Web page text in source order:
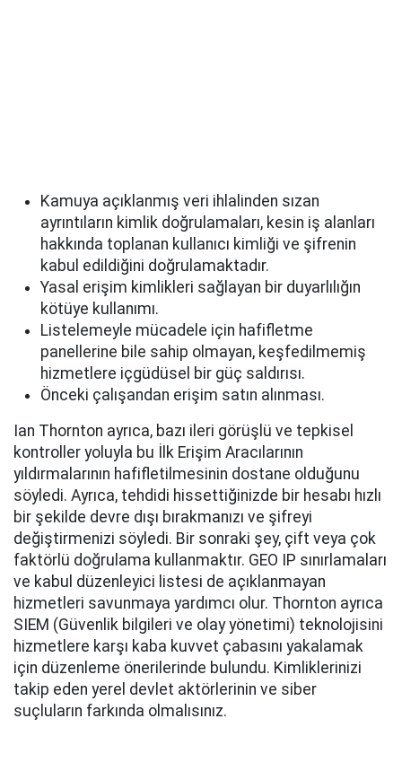
Kamuya açıklanmış veri ihlalinden sızan
ayrıntıların kimlik doğrulamaları, kesin iş alanları
hakkında toplanan kullanıcı kimliği ve şifrenin
kabul edildiğini doğrulamaktadır.
Yasal erişim kimlikleri sağlayan bir duyarlılığın
kötüye kullanımı.
Listelemeyle mücadele için hafifletme
panellerine bile sahip olmayan, keşfedilmemiş
hizmetlere içgüdüsel bir güç saldırısı.
Önceki çalışandan erişim satın alınması.
Ian Thornton ayrıca, bazı ileri görüşlü ve tepkisel
kontroller yoluyla bu İlk Erişim Aracılarının
yıldırmalarının hafifletilmesinin dostane olduğunu
söyledi. Ayrıca, tehdidi hissettiğinizde bir hesabı hızlı
bir şekilde devre dışı bırakmanızı ve şifreyi
değiştirmenizi söyledi. Bir sonraki şey, çift veya çok
faktörlü doğrulama kullanmaktır. GEO IP sınırlamaları
ve kabul düzenleyici listesi de açıklanmayan
hizmetleri savunmaya yardımcı olur. Thornton ayrıca
SIEM (Güvenlik bilgileri ve olay yönetimi) teknolojisini
hizmetlere karşı kaba kuvvet çabasını yakalamak
için düzenleme önerilerinde bulundu. Kimliklerinizi
takip eden yerel devlet aktörlerinin ve siber
suçluların farkında olmalısınız.